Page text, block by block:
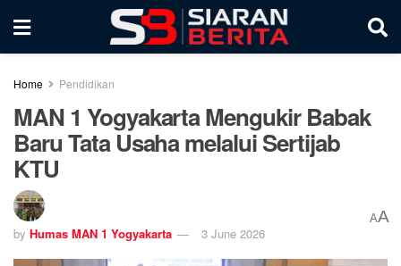
Home Pendidikan
MAN 1 Yogyakarta Mengukir Babak
Baru Tata Usaha melalui Sertijab
KTU
by Humas MAN 1 Yogyakarta 3 June 2026
AA